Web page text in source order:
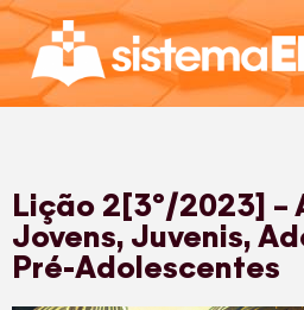
Lição 2[3º/2023] –
Jovens, Juvenis,
Pré-Adolescentes